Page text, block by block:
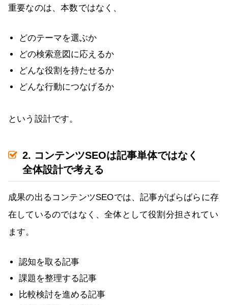
重要なのは、本数ではなく、
どのテーマを選ぶか
どの検索意図に応えるか
どんな役割を持たせるか
どんな行動につなげるか
という設計です。
2. コンテンツSEOは記事単体ではなく
全体設計で考える
成果の出るコンテンツSEOでは、記事がばらばらに存
在しているのではなく、全体として役割分担されてい
ます。
認知を取る記事
課題を整理する記事
比較検討を進める記事